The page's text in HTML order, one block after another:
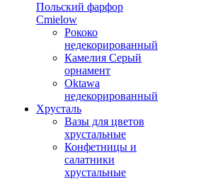
Польский фарфор
Сmielow
Рококо
недекорированный
Камелия Серый
орнамент
Oktawa
недекорированный
Хрусталь
Вазы для цветов
хрустальные
Конфетницы и
салатники
хрустальные